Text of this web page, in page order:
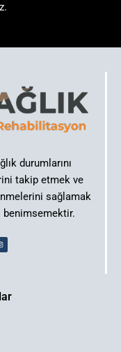
durumlarını
takip etmek ve
sağlamak
benimsemektir.